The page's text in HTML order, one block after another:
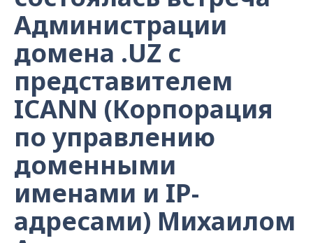
Администрации
домена .UZ с
представителем
ICANN (Корпорация
по управлению
доменными
именами и IP-
адресами) Михаилом